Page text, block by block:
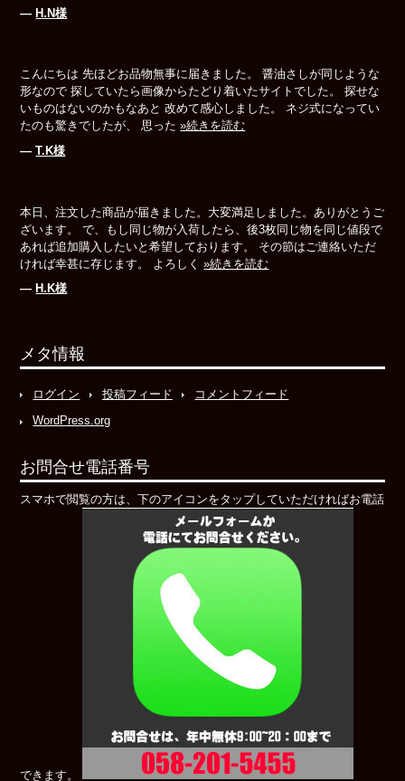
―H.N様
こんにちは 先ほどお品物無事に届きました。 醤油さしが同じような
形なので 探していたら画像からたどり着いたサイトでした。 探せな
いものはないのかもなあと 改めて感心しました。 ネジ式になってい
たのも驚きでしたが、 思った»続きを読む
―T.K様
本日、注文した商品が届きました。大変満足しました。ありがとうご
ざいます。 で、もし同じ物が入荷したら、後3枚同じ物を同じ値段で
あれば追加購入したいと希望しております。 その節はご連絡いただ
ければ幸甚に存じます。 よろしく»続きを読む
― H.K様
メタ情報
ログイン 投稿フィード
コメントフィード
WordPress.org
お問合せ電話番号
スマホで閲覧の方は、下のアイコンをタップしていただければお電話
できます。